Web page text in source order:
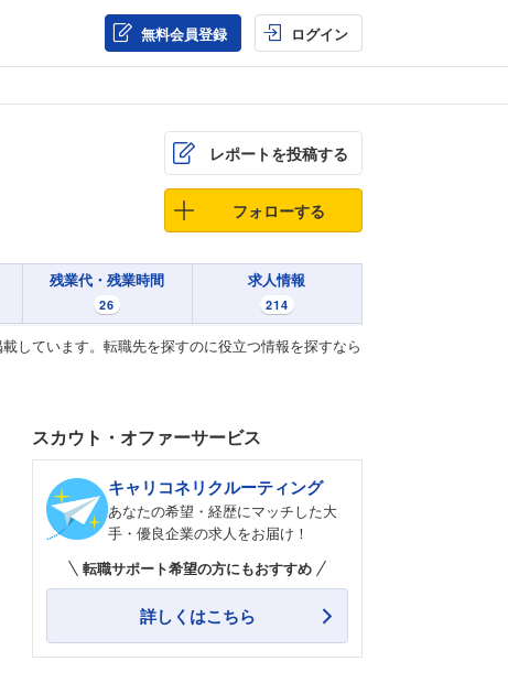
無料会員登録 ログイン
レポートを投稿する
フォローする
残業代・残業時間
26
求人情報
214
しています。転職先を探すのに役立つ情報を探すなら
スカウト・オファーサービス
キャリコネリクルーティング
あなたの希望・経歴にマッチした大
手・優良企業の求人をお届け！
転職サポート希望の方にもおすすめ
詳しくはこちら